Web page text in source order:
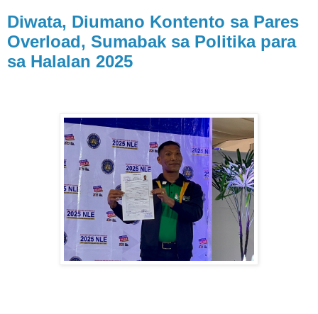
Diwata, Diumano Kontento sa Pares
Overload, Sumabak sa Politika para
sa Halalan 2025